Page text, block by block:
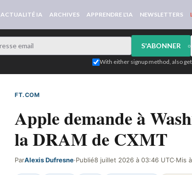
ACTUALITÉ IA ARCHIVES APPRENDRE L'IA NEWSLETTERS
S'ABONNER or
With either signup method, also
FT.COM
Apple demande à
la DRAM de CXMT
ParAlexis Dufresne·Publié8 juillet 2026 à 03:46 UTC·Mis